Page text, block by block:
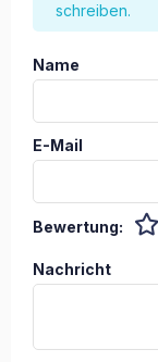
schreiben.
Name
E-Mail
Bewertung:
Nachricht